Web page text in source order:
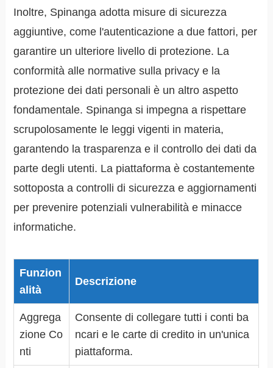
Inoltre, Spinanga adotta misure di sicurezza
aggiuntive, come l'autenticazione a due fattori, per
garantire un ulteriore livello di protezione. La
conformità alle normative sulla privacy e la
protezione dei dati personali è un altro aspetto
fondamentale. Spinanga si impegna a rispettare
scrupolosamente le leggi vigenti in materia,
garantendo la trasparenza e il controllo dei dati da
parte degli utenti. La piattaforma è costantemente
sottoposta a controlli di sicurezza e aggiornamenti
per prevenire potenziali vulnerabilità e minacce
informatiche.
Funzion
alità
Descrizione
Aggrega
zione Co
nti
Consente di collegare tutti i conti ba
ncari e le carte di credito in un'unica
piattaforma.